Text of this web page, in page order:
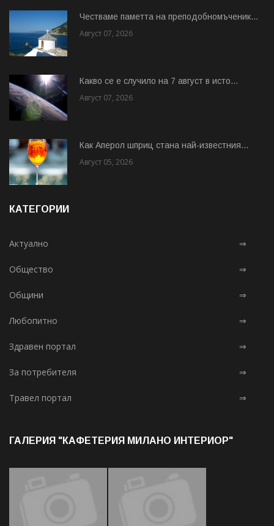
Честваме паметта на преподобномъченик...
Август 07, 2026
Какво се е случило на 7 август в исто...
Август 07, 2026
Как Аперол шприц стана най-известния...
Август 05, 2026
КАТЕГОРИИ
Актуално ⇒
Общество ⇒
Общини ⇒
Любопитно ⇒
Здравен портал ⇒
За потребителя ⇒
Травел портал ⇒
ГАЛЕРИЯ "КАФЕТЕРИЯ МИЛАНО ИНТЕРИОР"